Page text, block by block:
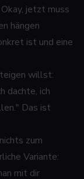
jetzt muss
hängen
ist und eine
willst:
dachte, ich
Das ist
zum
Variante:
mit dir